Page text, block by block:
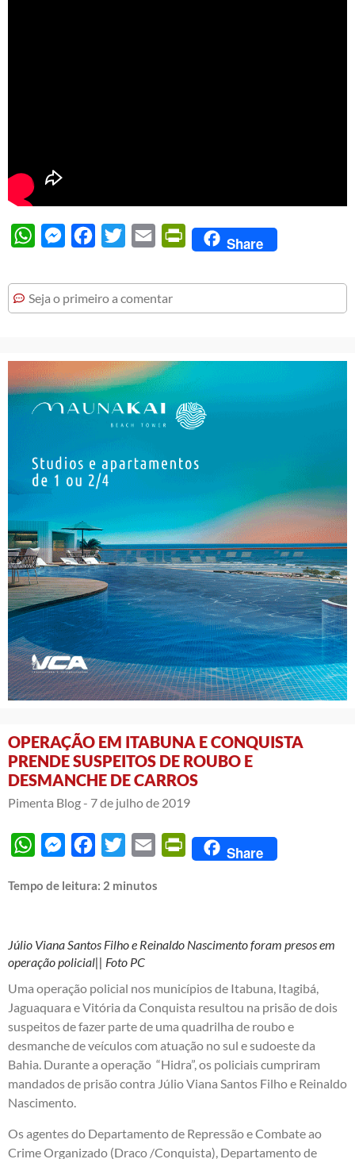
WhatsAppMessengerFacebook
Twitter Email PrintFriendly
Share
Seja o primeiro a comentar
OPERAÇÃO EM ITABUNA E CONQUISTA
PRENDE SUSPEITOS DE ROUBO E
DESMANCHE DE CARROS
Pimenta Blog - 7 de julho de 2019
WhatsAppMessengerFacebook
Twitter Email PrintFriendly
Share
Tempo de leitura: 2 minutos
Júlio Viana Santos Filho e Reinaldo Nascimento foram presos em
operação policial|| Foto PC
Uma operação policial nos municípios de Itabuna, Itagibá,
Jaguaquara e Vitória da Conquista resultou na prisão de dois
suspeitos de fazer parte de uma quadrilha de roubo e
desmanche de veículos com atuação no sul e sudoeste da
Bahia. Durante a operação “Hidra”, os policiais cumpriram
mandados de prisão contra Júlio Viana Santos Filho e Reinaldo
Nascimento.
Os agentes do Departamento de Repressão e Combate ao
Crime Organizado (Draco /Conquista), Departamento de